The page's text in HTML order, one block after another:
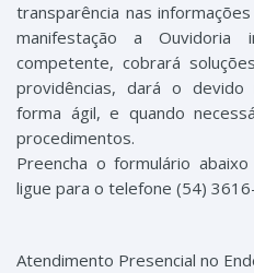
transparência nas
manifestação a Ouvidoria
competente, cobrará
providências, dará o
forma ágil, e quando
procedimentos.
Preencha o formulário
ligue para o telefone (54)
Atendimento Presencial no